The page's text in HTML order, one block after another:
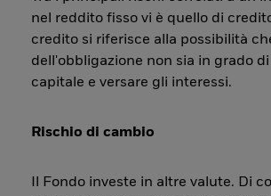
nel reddito fisso vi è quello di
credito si riferisce alla possibilità
dell'obbligazione non sia in grado di
capitale e versare gli interessi.
Rischio di cambio
Il Fondo investe in altre valute. Di